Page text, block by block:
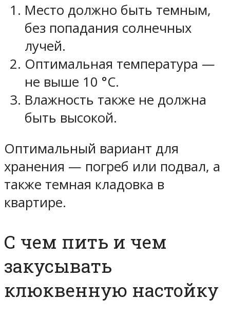
Место должно быть темным,
без попадания солнечных
лучей.
Оптимальная температура —
не выше 10 °C.
Влажность также не должна
быть высокой.
Оптимальный вариант для
хранения — погреб или подвал, а
также темная кладовка в
квартире.
С чем пить и чем
закусывать
клюквенную настойку